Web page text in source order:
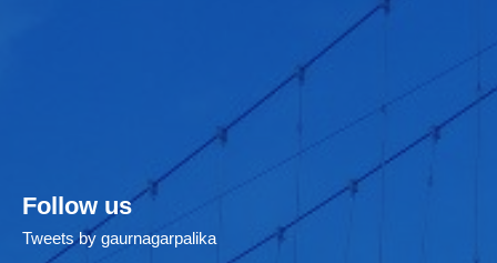
Follow us
Tweets by gaurnagarpalika